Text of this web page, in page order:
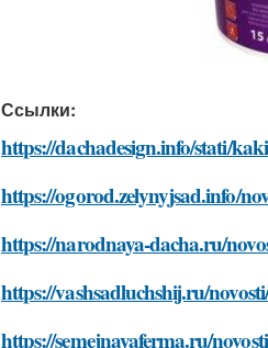
Ссылки:
https://dachadesign.info/stati/
https://ogorod.zelynyjsad.info/
https://narodnaya-dacha.ru/
https://vashsadluchshij.ru/
https://semejnayaferma.ru/